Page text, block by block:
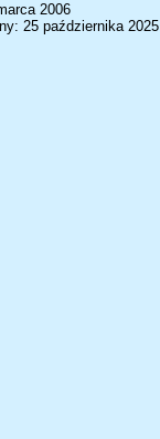
2006
25 października 2025